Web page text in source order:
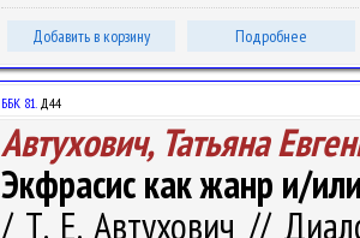
Добавить в корзину Подробнее
ББК 81.Д44
Автухович, Татьяна
Экфрасис как жанр и/
/ Т. Е. Автухович //